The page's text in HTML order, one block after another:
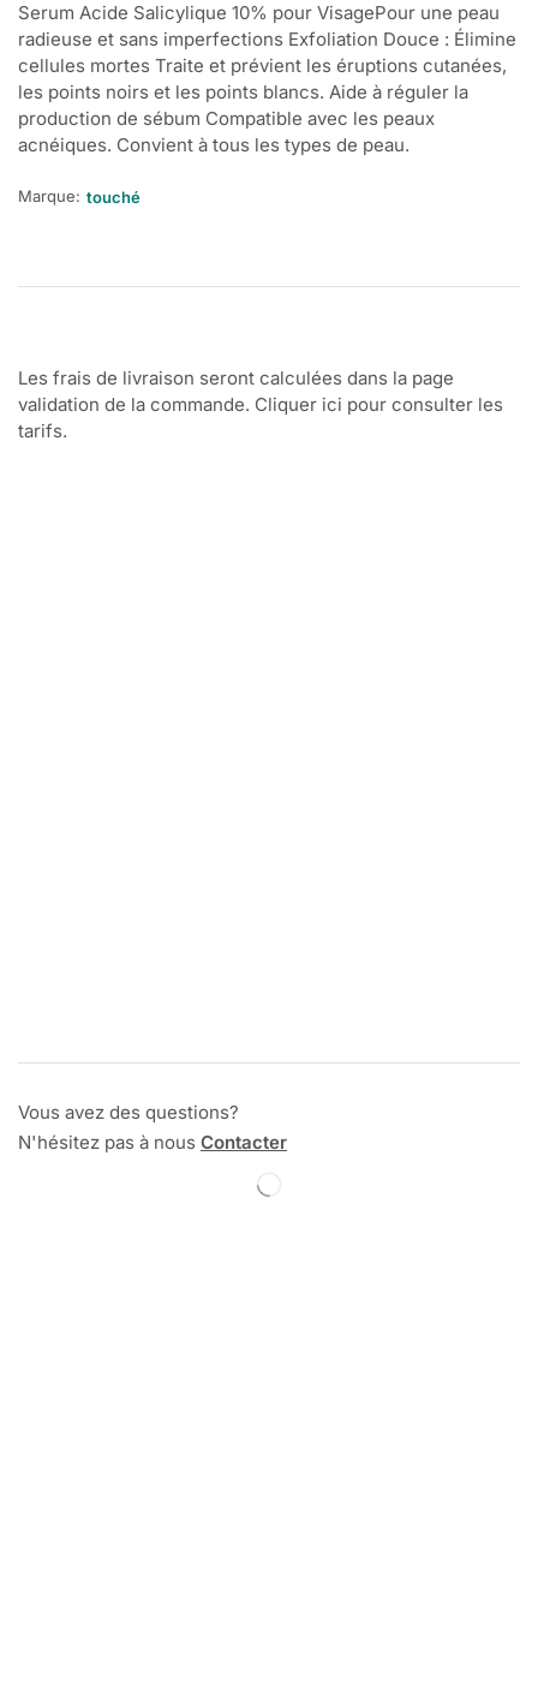
Serum Acide Salicylique 10% pour VisagePour une peau
radieuse et sans imperfections Exfoliation Douce : Élimine
cellules mortes Traite et prévient les éruptions cutanées,
les points noirs et les points blancs. Aide à réguler la
production de sébum Compatible avec les peaux
acnéiques. Convient à tous les types de peau.
Marque: touché
Les frais de livraison seront calculées dans la page
validation de la commande. Cliquer ici pour consulter les
tarifs.
Vous avez des questions?
N'hésitez pas à nous Contacter